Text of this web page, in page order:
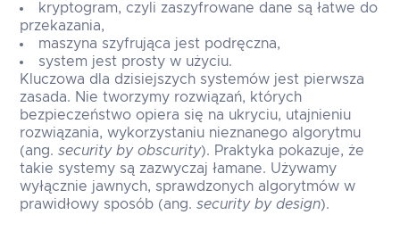
kryptogram, czyli zaszyfrowane dane są łatwe do
przekazania,
maszyna szyfrująca jest podręczna,
system jest prosty w użyciu.
Kluczowa dla dzisiejszych systemów jest pierwsza
zasada. Nie tworzymy rozwiązań, których
bezpieczeństwo opiera się na ukryciu, utajnieniu
rozwiązania, wykorzystaniu nieznanego algorytmu
(ang.security by obscurity). Praktyka pokazuje, że
takie systemy są zazwyczaj łamane. Używamy
wyłącznie jawnych, sprawdzonych algorytmów w
prawidłowy sposób (ang.security by design).